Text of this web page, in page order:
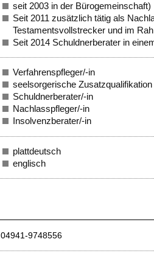
seit 2003 in der Bürogemeinschaft)
Seit 2011 zusätzlich tätig als
Testamentsvollstrecker und im
Seit 2014 Schuldnerberater in
Verfahrenspfleger/-in
seelsorgerische Zusatzqualifikation
Schuldnerberater/-in
Nachlasspfleger/-in
Insolvenzberater/-in
plattdeutsch
englisch
04941-9748556